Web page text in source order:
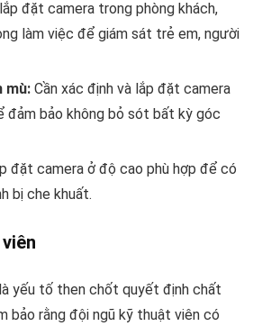
đặt camera trong phòng khách,
làm việc để giám sát trẻ em, người
mù: Cần xác định và lắp đặt camera
đảm bảo không bỏ sót bất kỳ góc
đặt camera ở độ cao phù hợp để có
bị che khuất.
yếu tố then chốt quyết định chất
bảo rằng đội ngũ kỹ thuật viên có